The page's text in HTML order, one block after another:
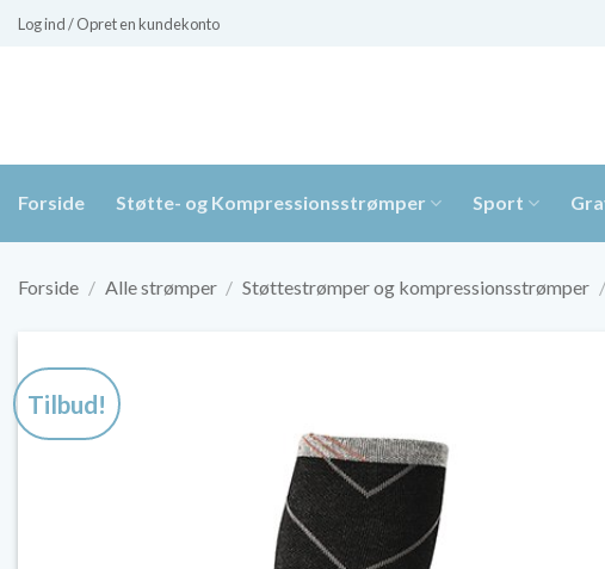
Fortsæt
Log ind / Opret en kundekonto
Forside Støtte- og Kompressionsstrømper Sport
Forside / Alle strømper / Støttestrømper og kompressionsstrømper /
Tilbud!